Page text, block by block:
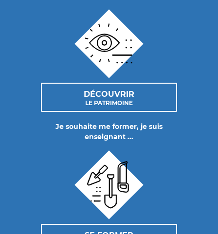
DÉCOUVRIR
LE PATRIMOINE
Je souhaite me former, je suis
enseignant ...